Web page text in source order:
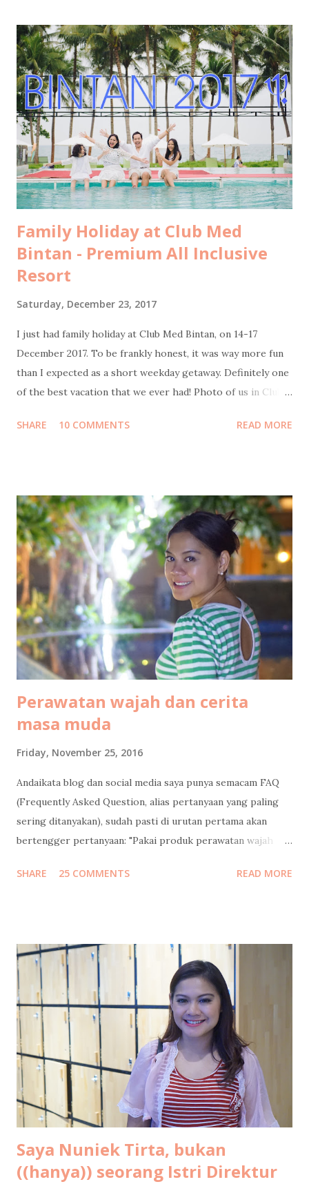
gambaran buat teman-teman untuk mempersiapkan budget
liburan keluarga ke resort di Maldives. Silakan dishare ke
pasangan buat kode-kode, ehehehe. Tahun ini bukan
pertama kalinya saya ke Maldives. Sebab dua tahun lalu saya
dan suami sudah pernah liburan ke Maldives berdua saja
untuk ritual hornymoon di ulang tahun pernikahan kami.
Oleh-oleh dalam bentuk tulisan saya untuk LiveOlive bisa
dikonsumsi gratis di sini: Tips Libura...
Family Holiday at Club Med
Bintan - Premium All Inclusive
Resort
Saturday, December 23, 2017
I just had family holiday at Club Med Bintan, on 14-17
December 2017. To be frankly honest, it was way more fun
than I expected as a short weekday getaway. Definitely one
of the best vacation that we ever had! Photo of us in Club
to Bintan Island We flew on Thursday morning, 14
boarding at 10:30 but unfortunately got delayed for about
an hour, so we arrived at around 1pm. Transportation from
Bintan airport to Bintan resort At Bintan airport, a driver
was already waiting with a sign board "Club Med". We then
continued the journey by car, an hour long road without
traffic jam at all. Not much to see along the way, most of it
was some kind of deserted areas. But when we entered
Lagoi area, it is green everywhere I see. Arrival at ...
SHARE 10 COMMENTS READ MORE
Perawatan wajah dan cerita
masa muda
Friday, November 25, 2016
Andaikata blog dan social media saya punya semacam FAQ
(Frequently Asked Question, alias pertanyaan yang paling
sering ditanyakan), sudah pasti di urutan pertama akan
bertengger pertanyaan: "Pakai produk perawatan wajah
/ twitter saya yang nanya gitu, dan minta saya mengulasnya.
15 tahun lalu , usia saya masih 21 (yak silakan dihitung usia
saya sekarang berapa, pinterrrr). Jadi jangan heran kalo
gaya bahasanya masih 4I_aY 4b3zzz.. (eh ga separah itu juga
sih, hehe). Tapi ekspresi nulisku di masa-masa itu masih
pure banget, nyaris tanpa filter. Jadi kalo dibaca lagi sampai
sekarang pun masih berasa seru sendiri. Kayak lagi nonton
film dokumenter pribadi. Kadang bikin ketawa ketiwi
sendiri, kadang bikin mikir, kadang bi...
SHARE 25 COMMENTS READ MORE
Saya Nuniek Tirta, bukan
((hanya)) seorang Istri Direktur